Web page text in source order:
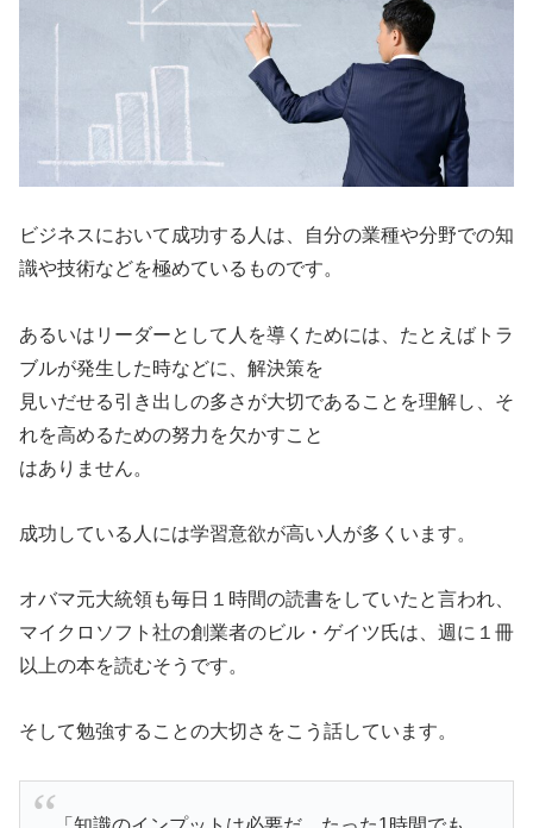
ビジネスにおいて成功する人は、自分の業種や分野での知
識や技術などを極めているものです。
あるいはリーダーとして人を導くためには、たとえばトラ
ブルが発生した時などに、解決策を
見いだせる引き出しの多さが大切であることを理解し、そ
れを高めるための努力を欠かすこと
はありません。
成功している人には学習意欲が高い人が多くいます。
オバマ元大統領も毎日１時間の読書をしていたと言われ、
マイクロソフト社の創業者のビル・ゲイツ氏は、週に１冊
以上の本を読むそうです。
そして勉強することの大切さをこう話しています。